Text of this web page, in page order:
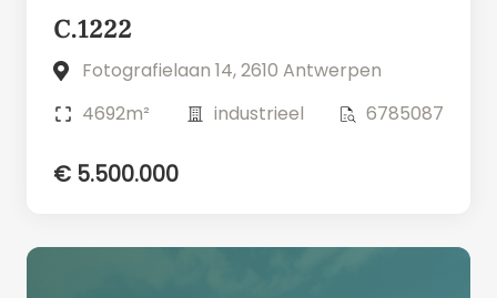
C.1222
Fotografielaan 14, 2610 Antwerpen
4692m²
industrieel 6785087
€ 5.500.000